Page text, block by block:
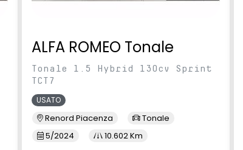
ALFA ROMEO Tonale
Tonale 1.5 Hybrid 130cv Sprint
TCT7
USATO
Renord Piacenza
Tonale
5/2024
10.602 Km